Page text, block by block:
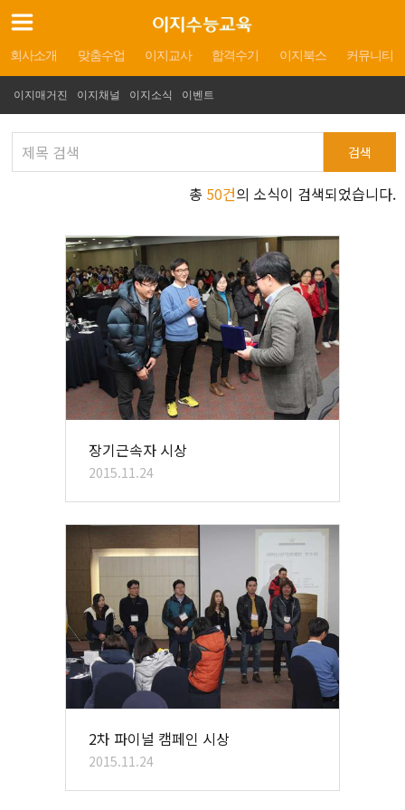
회사소개 맞춤수업 이지교사 합격수기 이지북스 커뮤니티
이지매거진 이지채널 이지소식 이벤트
검색
총 50건의 소식이 검색되었습니다.
장기근속자 시상
2015.11.24
2차 파이널 캠페인 시상
2015.11.24